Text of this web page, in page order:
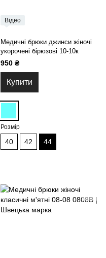
Відео
Медичні брюки джинси жіночі
укорочені бірюзові 10-10к
950 ₴
Купити
Розмір
40 42 44